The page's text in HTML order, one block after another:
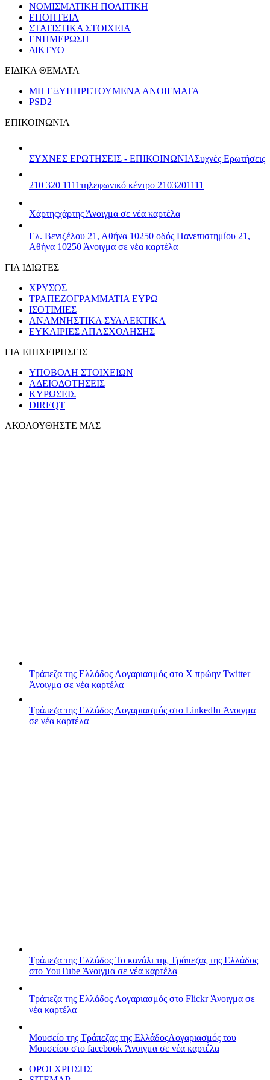
ΝΟΜΙΣΜΑΤΙΚΗ ΠΟΛΙΤΙΚΗ
ΕΠΟΠΤΕΙΑ
ΣΤΑΤΙΣΤΙΚΑ ΣΤΟΙΧΕΙΑ
ΕΝΗΜΕΡΩΣΗ
ΔΙΚΤΥΟ
ΕΙΔΙΚΑ ΘΕΜΑΤΑ
ΜΗ ΕΞΥΠΗΡΕΤΟΥΜΕΝΑ ΑΝΟΙΓΜΑΤΑ
PSD2
ΕΠΙΚΟΙΝΩΝΙΑ
ΣΥΧΝΕΣ ΕΡΩΤΗΣΕΙΣ - ΕΠΙΚΟΙΝΩΝΙΑΣυχνές Ερωτήσεις
210 320 1111τηλεφωνικό κέντρο 2103201111
Χάρτηςχάρτης Άνοιγμα σε νέα καρτέλα
Ελ. Βενιζέλου 21, Αθήνα 10250 οδός Πανεπιστημίου 21,
Αθήνα 10250 Άνοιγμα σε νέα καρτέλα
ΓΙΑ ΙΔΙΩΤΕΣ
ΧΡΥΣΟΣ
ΤΡΑΠΕΖΟΓΡΑΜΜΑΤΙΑ ΕΥΡΩ
ΙΣΟΤΙΜΙΕΣ
ΑΝΑΜΝΗΣΤΙΚΑ ΣΥΛΛΕΚΤΙΚΑ
ΕΥΚΑΙΡΙΕΣ ΑΠΑΣΧΟΛΗΣΗΣ
ΓΙΑ ΕΠΙΧΕΙΡΗΣΕΙΣ
ΥΠΟΒΟΛΗ ΣΤΟΙΧΕΙΩΝ
ΑΔΕΙΟΔΟΤΗΣΕΙΣ
ΚΥΡΩΣΕΙΣ
DIREQT
ΑΚΟΛΟΥΘΗΣΤΕ ΜΑΣ
Τράπεζα της Ελλάδος Λογαριασμός στο X πρώην Twitter
Άνοιγμα σε νέα καρτέλα
Τράπεζα της Ελλάδος Λογαριασμός στο LinkedIn Άνοιγμα
σε νέα καρτέλα
Τράπεζα της Ελλάδος Το κανάλι της Τράπεζας της Ελλάδος
στο YouTube Άνοιγμα σε νέα καρτέλα
Τράπεζα της Ελλάδος Λογαριασμός στο FlickrΆνοιγμα σε
νέα καρτέλα
Μουσείο της Τράπεζας της ΕλλάδοςΛογαριασμός του
Μουσείου στο facebook Άνοιγμα σε νέα καρτέλα
ΟΡΟΙ ΧΡΗΣΗΣ